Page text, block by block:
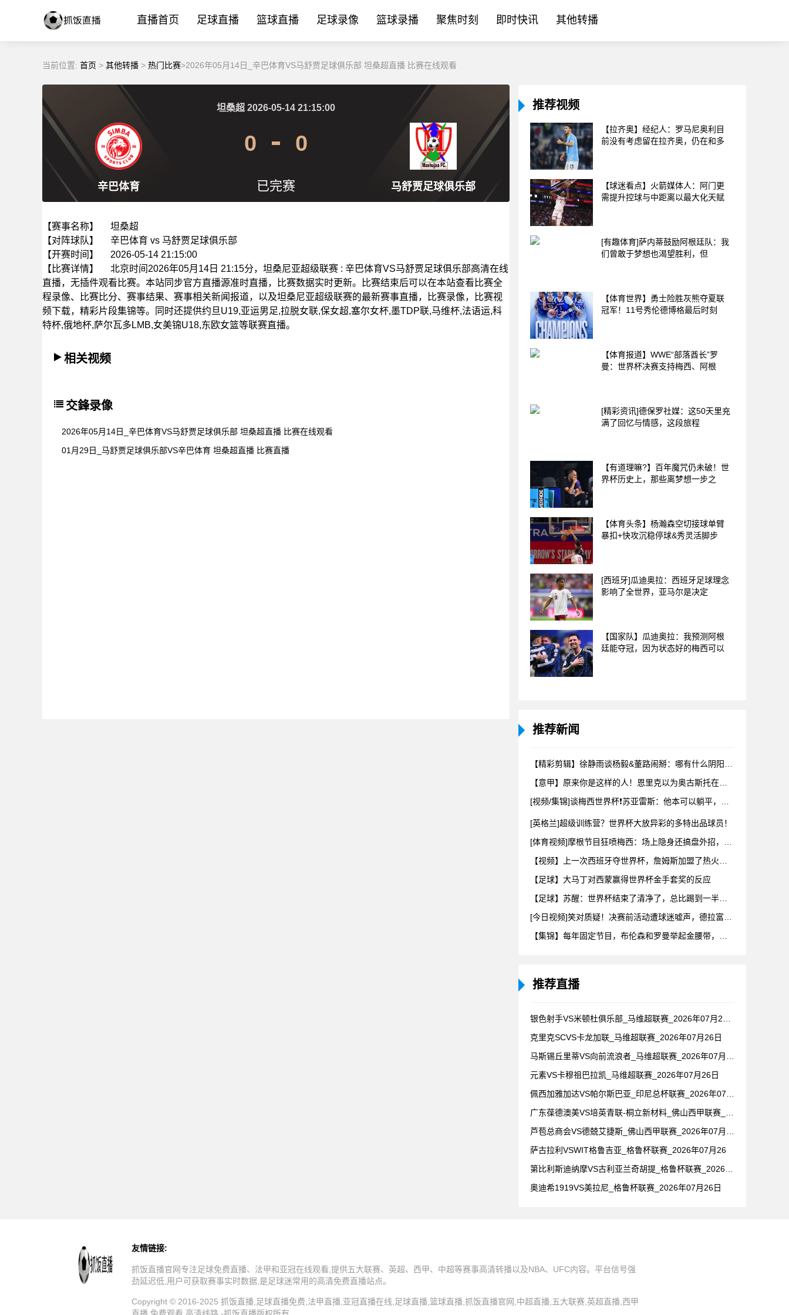
直播首页 足球直播 篮球直播 足球录像 篮球录播 聚焦时刻 即时快讯 其他转播
当前位置: 首页 > 其他转播 > 热门比赛>2026年05月14日_辛巴体育VS马舒贾足球俱乐部 坦桑超直播 比赛在线观看
辛巴体育 马舒贾足球俱乐部
坦桑超 2026-05-14 21:15:00
0 0
已完赛
【赛事名称】
坦桑超
【对阵球队】
辛巴体育 vs 马舒贾足球俱乐部
【开赛时间】
2026-05-14 21:15:00
【比赛详情】
北京时间2026年05月14日 21:15分，坦桑尼亚超级联赛 : 辛巴体育VS马舒贾足球俱乐部高清在线
直播，无插件观看比赛。本站同步官方直播源准时直播，比赛数据实时更新。比赛结束后可以在本站查看比赛全
程录像、比赛比分、赛事结果、赛事相关新闻报道，以及坦桑尼亚超级联赛的最新赛事直播，比赛录像，比赛视
频下载，精彩片段集锦等。同时还提供约旦U19,亚运男足,拉脱女联,保女超,塞尔女杯,墨TDP联,马维杯,法语运,科
特杯,俄地杯,萨尔瓦多LMB,女美锦U18,东欧女篮等联赛直播。
相关视频
交鋒录像
2026年05月14日_辛巴体育VS马舒贾足球俱乐部 坦桑超直播 比赛在线观看
01月29日_马舒贾足球俱乐部VS辛巴体育 坦桑超直播 比赛直播
推荐视频
【拉齐奥】经纪人：罗马尼奥利目
前没有考虑留在拉齐奥，仍在和多
【球迷看点】火箭媒体人：阿门更
需提升控球与中距离以最大化天赋
[有趣体育]萨内蒂鼓励阿根廷队：我
们曾敢于梦想也渴望胜利，但
【体育世界】勇士险胜灰熊夺夏联
冠军！11号秀伦德博格最后时刻
【体育报道】WWE“部落酋长”罗
曼：世界杯决赛支持梅西、阿根
[精彩资讯]德保罗社媒：这50天里充
满了回忆与情感，这段旅程
【有道理嘛?】百年魔咒仍未破！世
界杯历史上，那些离梦想一步之
【体育头条】杨瀚森空切接球单臂
暴扣+快攻沉稳停球&秀灵活脚步
[西班牙]瓜迪奥拉：西班牙足球理念
影响了全世界，亚马尔是决定
【国家队】瓜迪奥拉：我预测阿根
廷能夺冠，因为状态好的梅西可以
推荐新闻
[英格兰]超级训练营？世界杯大放异彩的多特出品球员！
【足球】大马丁对西蒙赢得世界杯金手套奖的反应
推荐直播
克里克SCVS卡龙加联_马维超联赛_2026年07月26日
元素VS卡穆祖巴拉凯_马维超联赛_2026年07月26日
萨古拉利VSWIT格鲁吉亚_格鲁杯联赛_2026年07月26
奥迪希1919VS美拉尼_格鲁杯联赛_2026年07月26日
友情链接:
抓饭直播官网专注足球免费直播、法甲和亚冠在线观看,提供五大联赛、英超、西甲、中超等赛事高清转播以及NBA、UFC内容。平台信号强
劲延迟低,用户可获取赛事实时数据,是足球迷常用的高清免费直播站点。
Copyright © 2016-2025 抓饭直播,足球直播免费,法甲直播,亚冠直播在线,足球直播,篮球直播,抓饭直播官网,中超直播,五大联赛,英超直播,西甲